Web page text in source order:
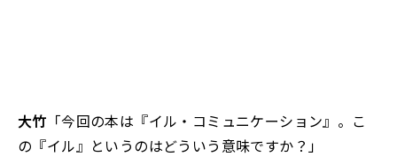
大竹 「今回の本は『イル・コミュニケーション』。こ
の『イル』というのはどういう意味ですか？」